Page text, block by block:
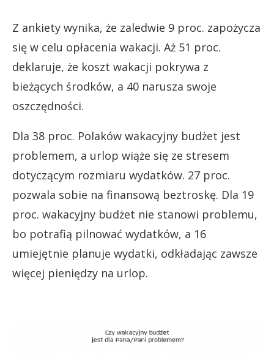
Z ankiety wynika, że zaledwie 9 proc. zapożycza
się w celu opłacenia wakacji. Aż 51 proc.
deklaruje, że koszt wakacji pokrywa z
bieżących środków, a 40 narusza swoje
oszczędności.
Dla 38 proc. Polaków wakacyjny budżet jest
problemem, a urlop wiąże się ze stresem
dotyczącym rozmiaru wydatków. 27 proc.
pozwala sobie na finansową beztroskę. Dla 19
proc. wakacyjny budżet nie stanowi problemu,
bo potrafią pilnować wydatków, a 16
umiejętnie planuje wydatki, odkładając zawsze
więcej pieniędzy na urlop.